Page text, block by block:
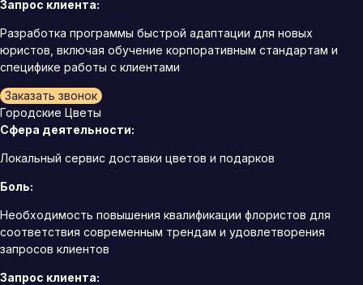
Запрос клиента:
Разработка программы быстрой адаптации для новых
юристов, включая обучение корпоративным стандартам и
специфике работы с клиентами
Заказать звонок
Городские Цветы
Сфера деятельности:
Локальный сервис доставки цветов и подарков
Боль:
Необходимость повышения квалификации флористов для
соответствия современным трендам и удовлетворения
запросов клиентов
Запрос клиента: